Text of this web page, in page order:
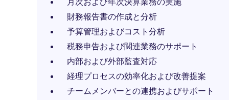
財務報告書の作成と分析
予算管理およびコスト分析
税務申告および関連業務のサポート
内部および外部監査対応
経理プロセスの効率化および改善提案
チームメンバーとの連携およびサポート